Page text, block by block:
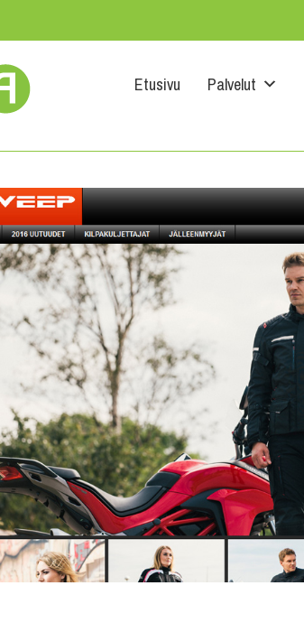
Etusivu Palvelut